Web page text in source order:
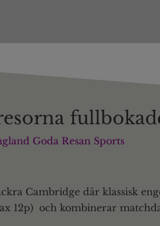
Goda Resan Sports
Cambridge där klassisk
12p) och kombinerar